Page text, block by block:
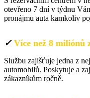
otevřeno 7 dní v týdnu
pronájmu auta kamkoliv
✓ Více než 8 miliónů
Službu zajišťuje jedna z
automobilů. Poskytuje a
zákazníkům ročně.